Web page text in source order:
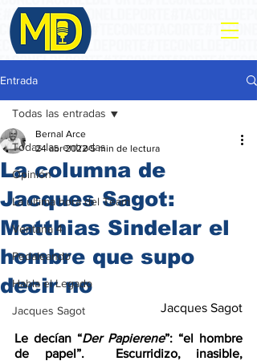
Entrada
Todas las entradas
Opinión
La ultima hora del Team
Ventana 4
Pedaleando
Habla el Legado
Jacques Sagot
Todas las entradas
La columna de
Jacques Sagot:
Matthias Sindelar el
hombre que supo
decir no
Bernal Arce
24 abr 2022 5 min de lectura
Jacques Sagot
Le decían “Der Papierene”: “el hombre
de papel”.  Escurridizo, inasible,